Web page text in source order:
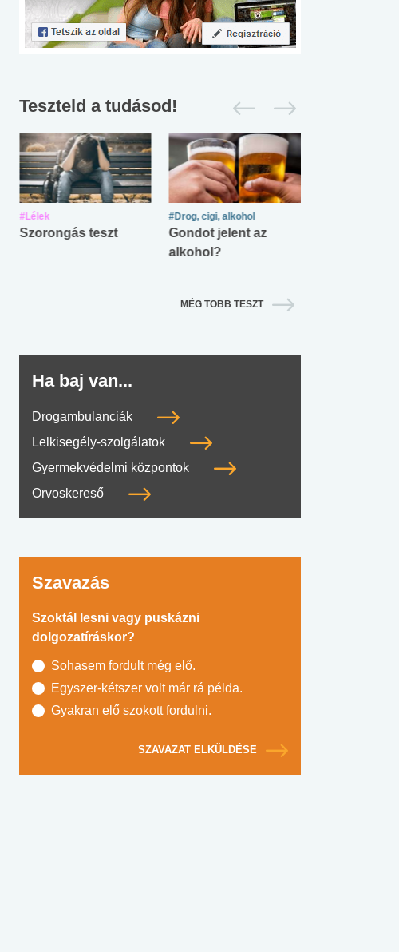
Teszteld a tudásod!
#Lélek
Szorongás teszt
#Drog, cigi, alkohol
Gondot jelent az
alkohol?
MÉG TÖBB TESZT
Ha baj van...
Drogambulanciák
Lelkisegély-szolgálatok
Gyermekvédelmi központok
Orvoskereső
Szavazás
Szoktál lesni vagy puskázni
dolgozatíráskor?
Sohasem fordult még elő.
Egyszer-kétszer volt már rá példa.
Gyakran elő szokott fordulni.
SZAVAZAT ELKÜLDÉSE